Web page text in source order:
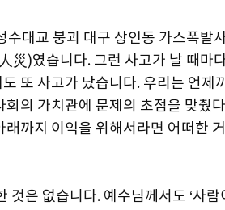
수대교 붕괴 대구 상인동 가스폭발
災)였습니다. 그런 사고가 날 때마
또 사고가 났습니다. 우리는 언제
회의 가치관에 문제의 초점을 맞췄
래까지 이익을 위해서라면 어떠한
것은 없습니다. 예수님께서도 ‘사